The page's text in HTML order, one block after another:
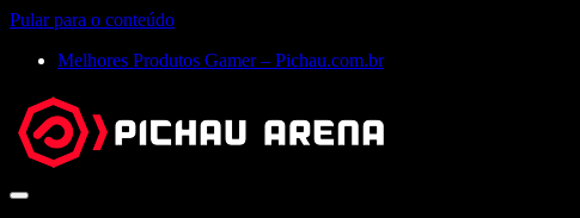
Pular para o conteúdo
Melhores Produtos Gamer – Pichau.com.br
Abrir